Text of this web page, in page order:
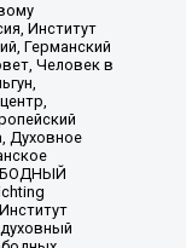
Институт
Германский
Человек в
Духовное